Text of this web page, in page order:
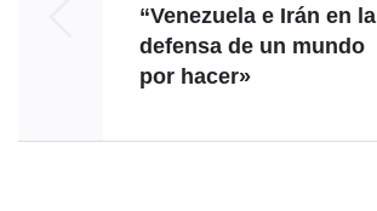
“Venezuela e Irán en la
defensa de un mundo
por hacer»